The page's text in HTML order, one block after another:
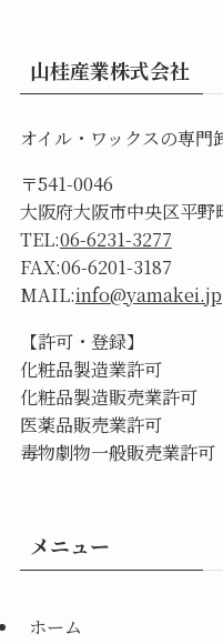
山桂産業株式会社
オイル・ワックスの専
〒541-0046
大阪府大阪市中央区平野
TEL:06-6231-3277
FAX:06-6201-3187
MAIL:info@yamakei.jp
【許可・登録】
化粧品製造業許可
化粧品製造販売業許可
医薬品販売業許可
毒物劇物一般販売業許可
メニュー
ホーム